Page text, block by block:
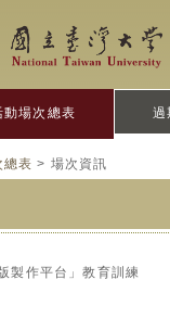
動場次總表 過
總表 > 場次資訊
製作平台」教育訓練